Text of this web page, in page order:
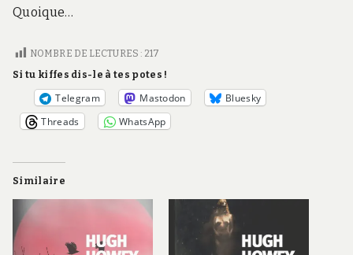
Quoique…
NOMBRE DE LECTURES : 217
Si tu kiffes dis-le à tes potes !
Telegram Mastodon
Bluesky
Threads
WhatsApp
Similaire